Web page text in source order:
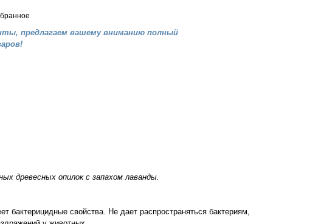
предлагаем вашему вниманию полный
древесных опилок с запахом лаванды.
бактерицидные свойства. Не дает распространяться бактериям,